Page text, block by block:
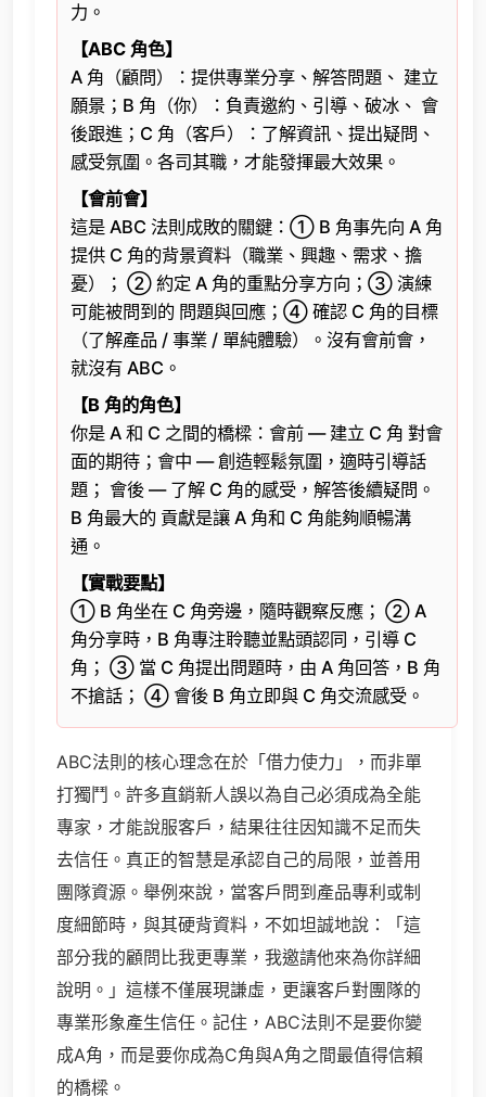
力。
【ABC 角色】
A 角（顧問）：提供專業分享、解答問題、 建立
願景；B 角（你）：負責邀約、引導、破冰、 會
後跟進；C 角（客戶）：了解資訊、提出疑問、
感受氛圍。各司其職，才能發揮最大效果。
【會前會】
這是 ABC 法則成敗的關鍵：① B 角事先向 A 角
提供 C 角的背景資料（職業、興趣、需求、擔
憂）； ② 約定 A 角的重點分享方向；③ 演練
可能被問到的 問題與回應；④ 確認 C 角的目標
（了解產品 / 事業 / 單純體驗）。沒有會前會，
就沒有 ABC。
【B 角的角色】
你是 A 和 C 之間的橋樑：會前 — 建立 C 角 對會
面的期待；會中 — 創造輕鬆氛圍，適時引導話
題； 會後 — 了解 C 角的感受，解答後續疑問。
B 角最大的 貢獻是讓 A 角和 C 角能夠順暢溝
通。
【實戰要點】
① B 角坐在 C 角旁邊，隨時觀察反應； ② A
角分享時，B 角專注聆聽並點頭認同，引導 C
角； ③ 當 C 角提出問題時，由 A 角回答，B 角
不搶話； ④ 會後 B 角立即與 C 角交流感受。
ABC法則的核心理念在於「借力使力」，而非單
打獨鬥。許多直銷新人誤以為自己必須成為全能
專家，才能說服客戶，結果往往因知識不足而失
去信任。真正的智慧是承認自己的局限，並善用
團隊資源。舉例來說，當客戶問到產品專利或制
度細節時，與其硬背資料，不如坦誠地說：「這
部分我的顧問比我更專業，我邀請他來為你詳細
說明。」這樣不僅展現謙虛，更讓客戶對團隊的
專業形象產生信任。記住，ABC法則不是要你變
成A角，而是要你成為C角與A角之間最值得信賴
的橋樑。